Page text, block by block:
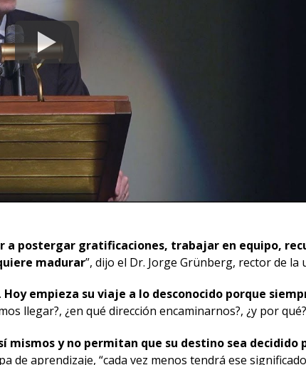
postergar gratificaciones, trabajar en equipo,
madurar”, dijo el Dr. Jorge Grünberg, rector de la
Hoy empieza su viaje a lo desconocido porque
llegar?, ¿en qué dirección encaminarnos?, ¿y por
y no permitan que su destino sea decidido
aprendizaje, “cada vez menos tendrá ese